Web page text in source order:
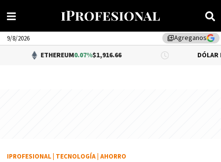
library_addAgreganos
9/8/2026
ETHEREUM0.07%$1,916.66 DÓLAR BNA
IPROFESIONAL TECNOLOGÍA AHORRO